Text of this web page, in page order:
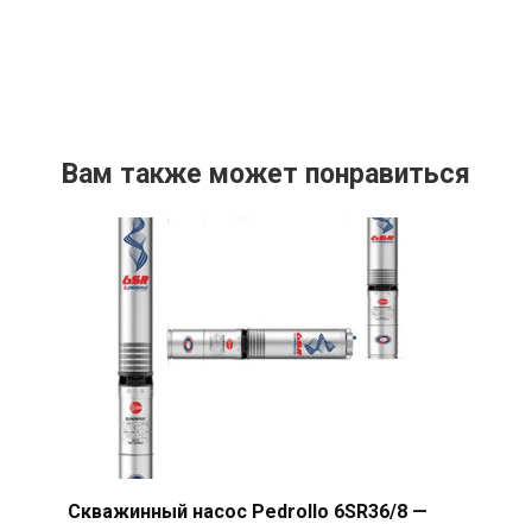
Вам также может понравиться
Скважинный насос Pedrollo 6SR36/8 —